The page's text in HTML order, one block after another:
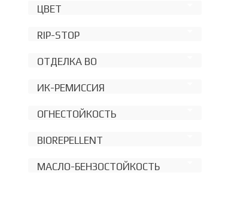
ЦВЕТ
RIP-STOP
ОТДЕЛКА ВО
ИК-РЕМИССИЯ
ОГНЕСТОЙКОСТЬ
BIOREPELLENT
МАСЛО-БЕНЗОСТОЙКОСТЬ